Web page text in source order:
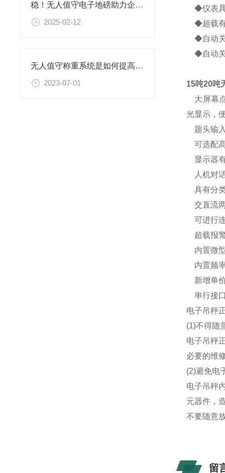
稳！无人值守电子地磅助力企业降本增效
2025-02-12
无人值守称重系统是如何提高过磅工作效率的
2023-07-01
◆仪表具
◆超载有
◆自动关
◆自动关
15吨20吨
大屏幕
光显示，
题头输
可选配
显示器
人机对
具有分
交直流
可进行
超载报警
内置微
内置频
新增单
串行接
电子吊秤
(1)不得随
电子吊秤
必要的维
(2)避免电
电子吊秤
元器件，
不要随意
留